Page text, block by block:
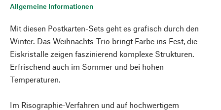
Allgemeine Informationen
Mit diesen Postkarten-Sets geht es grafisch durch den
Winter. Das Weihnachts-Trio bringt Farbe ins Fest, die
Eiskristalle zeigen faszinierend komplexe Strukturen.
Erfrischend auch im Sommer und bei hohen
Temperaturen.
Im Risographie-Verfahren und auf hochwertigem